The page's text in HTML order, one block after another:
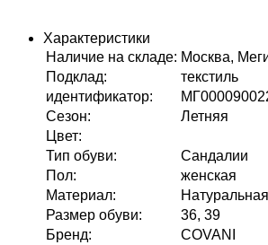
Характеристики
Наличие на складе: Москва,
Подклад:
текстиль
идентификатор:
Сезон:
Летняя
Цвет:
Тип обуви:
Сандалии
Пол:
женская
Материал:
Размер обуви:
36, 39
Бренд:
COVANI